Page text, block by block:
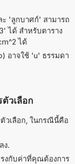
'ลูกบาศก์' สามารถ
ได้ สำหรับตาราง
ได้
อาจใช้ 'u' ธรรมดา
วเลือก
วเลือก, ในกรณีนี้คือ
ง.
รงกับค่าที่คุณต้องการ